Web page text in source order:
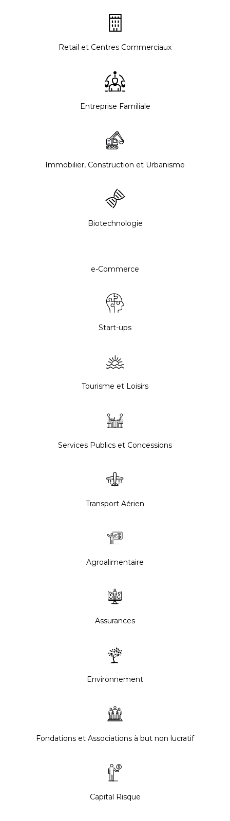
Retail et Centres Commerciaux
Entreprise Familiale
Immobilier, Construction et Urbanisme
Biotechnologie
e-Commerce
Start-ups
Tourisme et Loisirs
Services Publics et Concessions
Transport Aérien
Agroalimentaire
Assurances
Environnement
Fondations et Associations à but non lucratif
Capital Risque